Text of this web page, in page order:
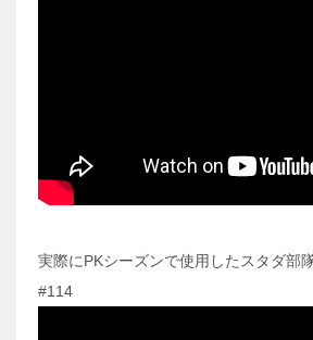
実際にPKシーズンで使用したスタダ部
#114